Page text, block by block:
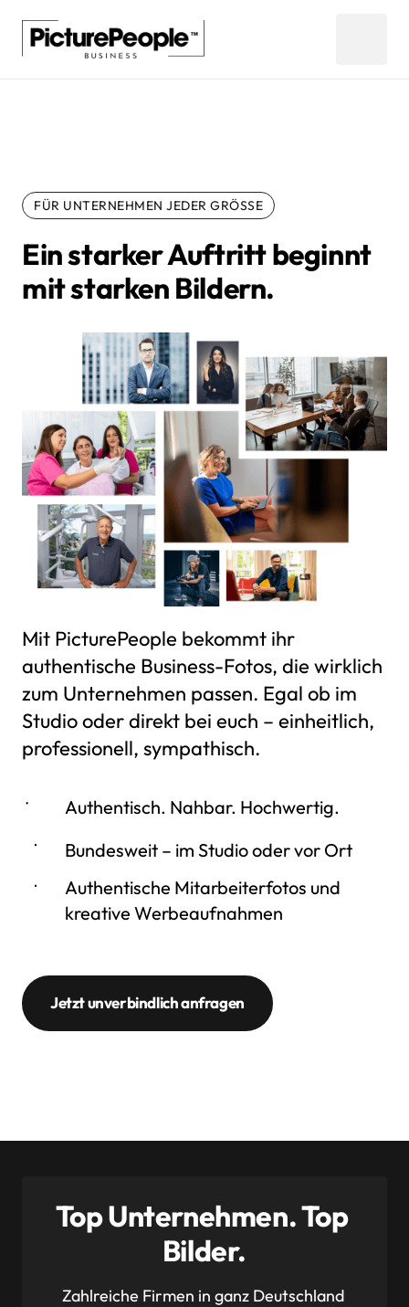
FÜR UNTERNEHMEN JEDER GRÖSSE
Ein starker Auftritt beginnt
mit starken Bildern.
Mit PicturePeople bekommt ihr
authentische Business-Fotos, die wirklich
zum Unternehmen passen. Egal ob im
Studio oder direkt bei euch – einheitlich,
professionell, sympathisch.
Authentisch. Nahbar. Hochwertig.
Bundesweit – im Studio oder vor Ort
Authentische Mitarbeiterfotos und
kreative Werbeaufnahmen
Jetzt unverbindlich anfragen
Top Unternehmen. Top
Bilder.
Zahlreiche Firmen in ganz Deutschland